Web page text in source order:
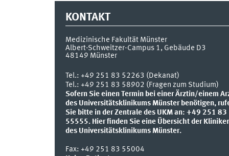
KONTAKT
Medizinische Fakultät Münster
Albert-Schweitzer-Campus 1, Gebäude D3
48149 Münster
Tel.: +49 251 83 52263 (Dekanat)
Tel.: +49 251 83 58902 (Fragen zum Studium)
Sofern Sie einen Termin bei einer Ärztin/einem
des Universitätsklinikums Münster benötigen,
Sie bitte in der Zentrale des UKM an: +49 251 83
55555. Hier finden Sie eine Übersicht der
des Universitätsklinikums Münster.
Fax: +49 251 83 55004